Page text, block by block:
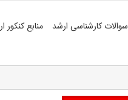
سوالات کارشناسی ارشد منابع کنکور